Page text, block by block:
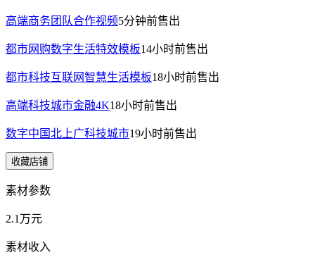
高端商务团队合作视频5分钟前售出
都市网购数字生活特效模板14小时前售出
都市科技互联网智慧生活模板18小时前售出
高端科技城市金融4K18小时前售出
数字中国北上广科技城市19小时前售出
收藏店铺
素材参数
2.1万元
素材收入